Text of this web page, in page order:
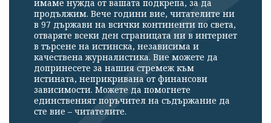
имаме нужда от вашата подкрепа, за да
продължим. Вече години вие, читателите ни
в 97 държави на всички континенти по света,
отваряте всеки ден страницата ни в интернет
в търсене на истинска, независима и
качествена журналистика. Вие можете да
допринесете за нашия стремеж към
истината, неприкривана от финансови
зависимости. Можете да помогнете
единственият поръчител на съдържание да
сте вие – читателите.